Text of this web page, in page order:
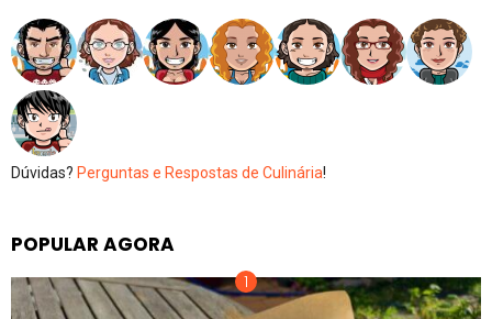
Dúvidas? Perguntas e Respostas de Culinária!
POPULAR AGORA